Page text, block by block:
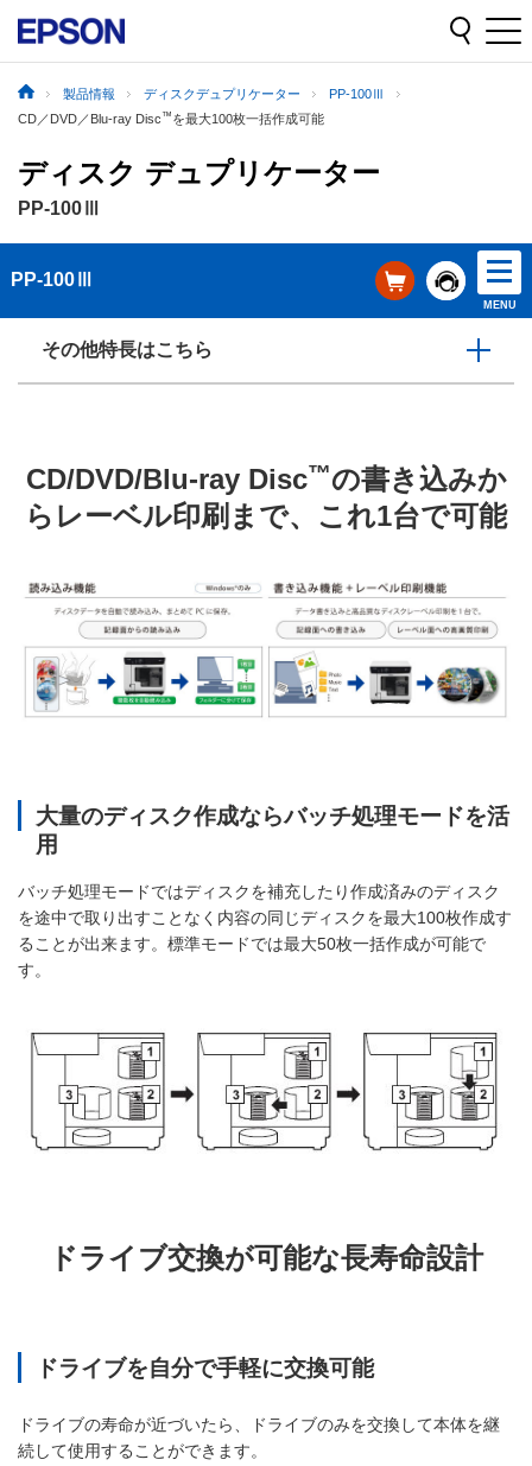
製品情報 ディスクデュプリケーター
PP-100Ⅲ
CD／DVD／Blu-ray Disc™を最大100枚一括作成可能
ディスク デュプリケーター
PP-100Ⅲ
PP-100Ⅲ
MENU
その他特長はこちら
CD/DVD/Blu-ray Disc™の書き込みか
らレーベル印刷まで、これ1台で可能
大量のディスク作成ならバッチ処理モードを活
用
バッチ処理モードではディスクを補充したり作成済みのディスク
を途中で取り出すことなく内容の同じディスクを最大100枚作成す
ることが出来ます。標準モードでは最大50枚一括作成が可能で
す。
ドライブ交換が可能な長寿命設計
ドライブを自分で手軽に交換可能
ドライブの寿命が近づいたら、ドライブのみを交換して本体を継
続して使用することができます。